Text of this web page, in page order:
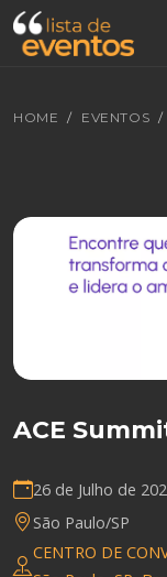
HOME EVENTOS
ACE
26 de Julho de
São Paulo/SP
CENTRO DE